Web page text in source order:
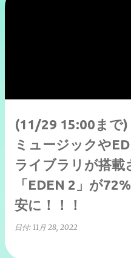
(11/29 15:00まで)
ミュージックや
ライブラリが搭載
「EDEN 2」が
安に！！！
日付: 11月 28, 2022